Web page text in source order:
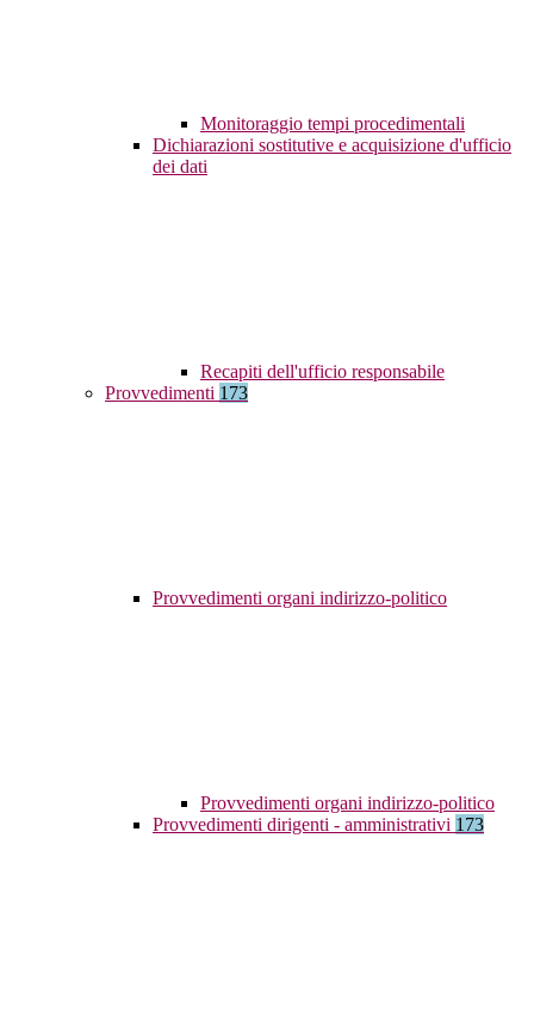
Monitoraggio tempi procedimentali
Dichiarazioni sostitutive e acquisizione d'ufficio
dei dati
Recapiti dell'ufficio responsabile
Provvedimenti 173
Provvedimenti organi indirizzo-politico
Provvedimenti organi indirizzo-politico
Provvedimenti dirigenti - amministrativi 173